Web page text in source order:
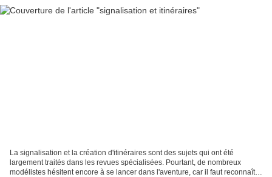
La signalisation et la création d'itinéraires sont des sujets qui ont été
largement traités dans les revues spécialisées. Pourtant, de nombreux
modélistes hésitent encore à se lancer dans l'aventure, car il faut reconnaître